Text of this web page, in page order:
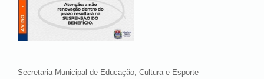
Secretaria Municipal de Educação, Cultura e Esporte